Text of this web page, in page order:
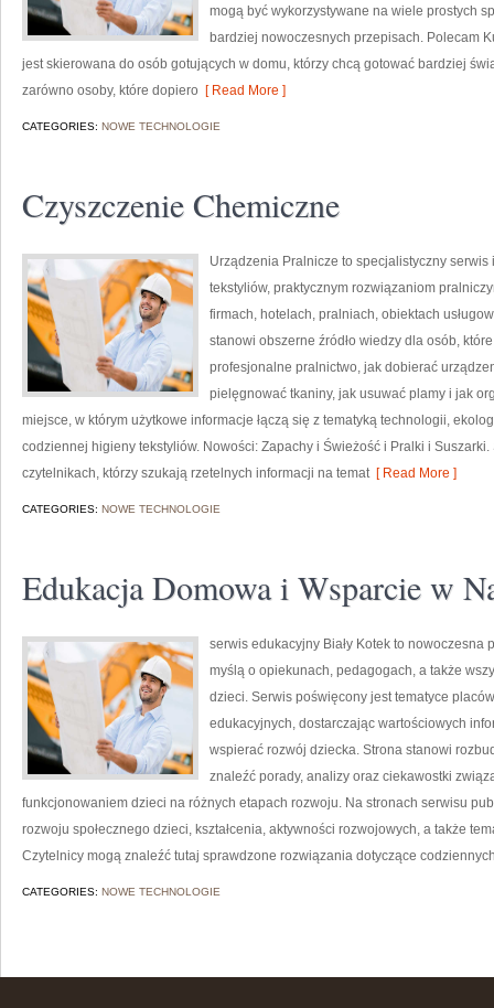
mogą być wykorzystywane na wiele prostych
bardziej nowoczesnych przepisach. Polecam
jest skierowana do osób gotujących w domu, którzy chcą gotować bardziej
zarówno osoby, które dopiero [ Read More ]
CATEGORIES: NOWE TECHNOLOGIE
Czyszczenie Chemiczne
Urządzenia Pralnicze to specjalistyczny
tekstyliów, praktycznym rozwiązaniom
firmach, hotelach, pralniach, obiektach
stanowi obszerne źródło wiedzy dla osób,
profesjonalne pralnictwo, jak dobierać
pielęgnować tkaniny, jak usuwać plamy i jak
miejsce, w którym użytkowe informacje łączą się z tematyką technologii,
codziennej higieny tekstyliów. Nowości: Zapachy i Świeżość i Pralki i Suszarki.
czytelnikach, którzy szukają rzetelnych informacji na temat[ Read More ]
CATEGORIES: NOWE TECHNOLOGIE
Edukacja Domowa i Wsparcie w
serwis edukacyjny Biały Kotek to nowoczesna
myślą o opiekunach, pedagogach, a także
dzieci. Serwis poświęcony jest tematyce
edukacyjnych, dostarczając wartościowych
wspierać rozwój dziecka. Strona stanowi
znaleźć porady, analizy oraz ciekawostki
funkcjonowaniem dzieci na różnych etapach rozwoju. Na stronach serwisu
rozwoju społecznego dzieci, kształcenia, aktywności rozwojowych, a także
Czytelnicy mogą znaleźć tutaj sprawdzone rozwiązania dotyczące
CATEGORIES: NOWE TECHNOLOGIE